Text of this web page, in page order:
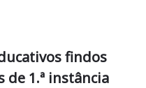
findos
1.ª instância